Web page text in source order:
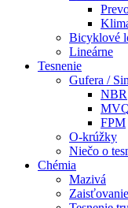
Bicyklové
Lineárne
Tesnenie
Gufera /
NBR
FPM
O-krúžky
Niečo o
Chémia
Mazivá